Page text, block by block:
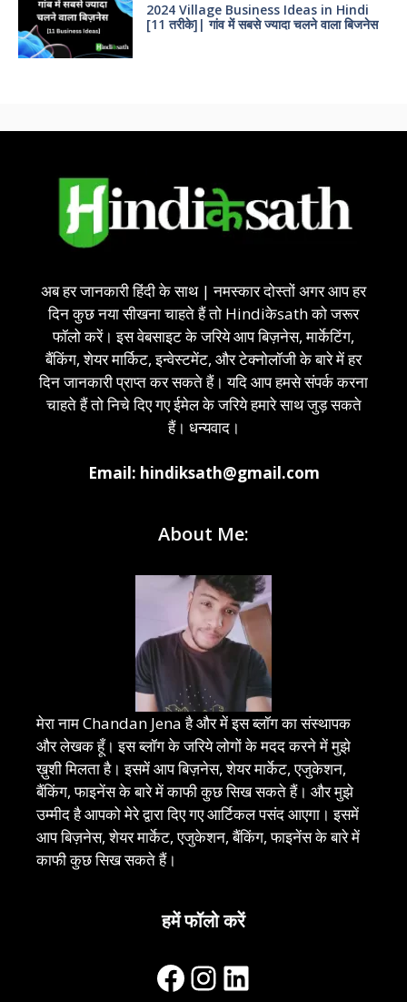
2024 Village Business Ideas in Hindi
[11 तरीके]| गांव में सबसे ज्यादा चलने वाला बिजनेस
अब हर जानकारी हिंदी के साथ | नमस्कार दोस्तों अगर आप हर
दिन कुछ नया सीखना चाहते हैं तो Hindiकेsath को जरूर
फॉलो करें। इस वेबसाइट के जरिये आप बिज़नेस, मार्केटिंग,
बैंकिंग, शेयर मार्किट, इन्वेस्टमेंट, और टेक्नोलॉजी के बारे में हर
दिन जानकारी प्राप्त कर सकते हैं। यदि आप हमसे संपर्क करना
चाहते हैं तो निचे दिए गए ईमेल के जरिये हमारे साथ जुड़ सकते
हैं। धन्यवाद।
Email: hindiksath@gmail.com
About Me:
मेरा नाम Chandan Jena है और में इस ब्लॉग का संस्थापक
और लेखक हूँ। इस ब्लॉग के जरिये लोगों के मदद करने में मुझे
ख़ुशी मिलता है। इसमें आप बिज़नेस, शेयर मार्केट, एजुकेशन,
बैंकिंग, फाइनेंस के बारे में काफी कुछ सिख सकते हैं। और मुझे
उम्मीद है आपको मेरे द्वारा दिए गए आर्टिकल पसंद आएगा। इसमें
आप बिज़नेस, शेयर मार्केट, एजुकेशन, बैंकिंग, फाइनेंस के बारे में
काफी कुछ सिख सकते हैं।
हमें फॉलो करें
Facebook
Instagram
LinkedIn